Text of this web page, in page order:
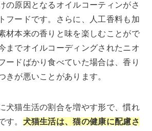
の原因となるオイルコーティンがさ
フードです。さらに、人工香料も加
材本来の香りと味を楽しむことがで
までオイルコーディングされたニオ
ードばかり食べていた場合は、香り
きが悪いことがあります。
犬猫生活の割合を増やす形で、慣れ
す。 犬猫生活は、猫の健康に配慮さ